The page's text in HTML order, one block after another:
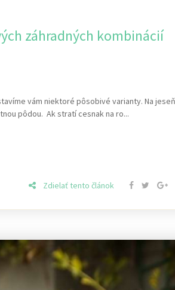
záhradných kombinácií
vám niektoré pôsobivé varianty. Na jeseň
pôdou. Ak stratí cesnak na ro...
Zdielať tento článok